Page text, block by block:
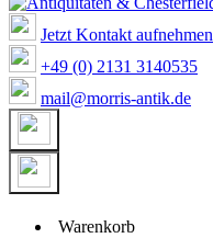
Jetzt Kontakt aufnehmen
+49 (0) 2131 3140535
mail@morris-antik.de
Warenkorb